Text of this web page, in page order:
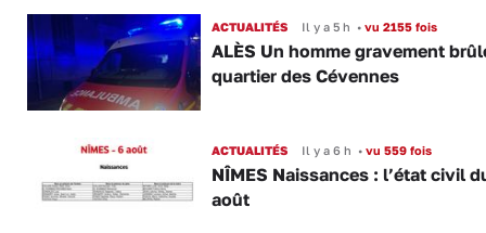
ACTUALITÉS Il y a 5 h •vu 2155 fois
ALÈS Un homme gravement
quartier des Cévennes
ACTUALITÉS Il y a 6 h •vu 559 fois
NÎMES Naissances : l’état civil
août